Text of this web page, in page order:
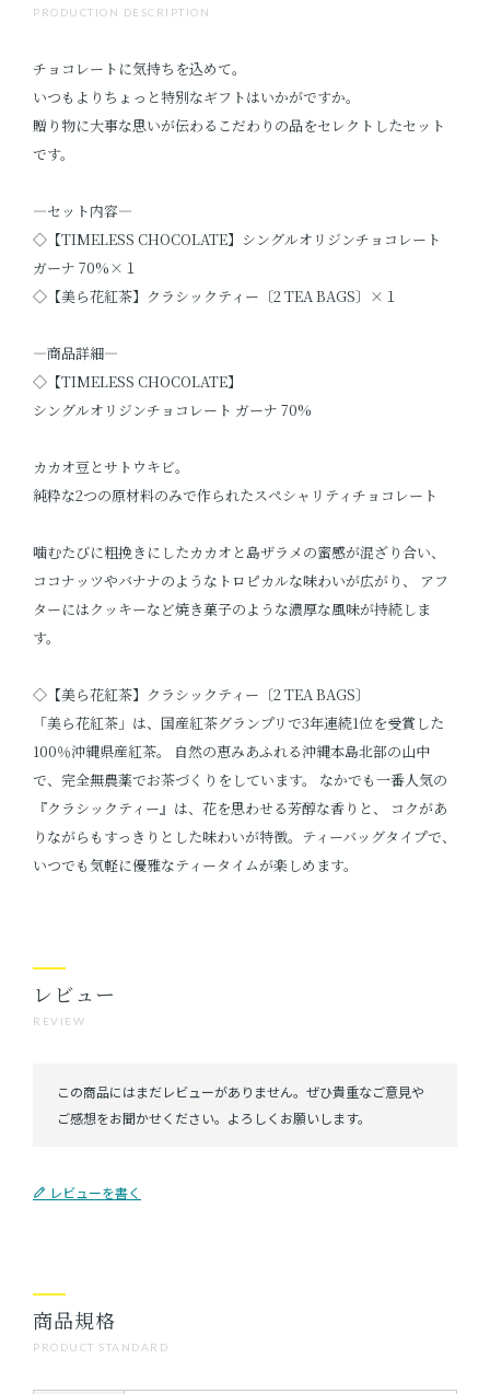
PRODUCTION DESCRIPTION
チョコレートに気持ちを込めて。
いつもよりちょっと特別なギフトはいかがですか。
贈り物に大事な思いが伝わるこだわりの品をセレクトしたセット
です。
―セット内容―
◇【TIMELESS CHOCOLATE】シングルオリジンチョコレート
ガーナ 70%×１
◇【美ら花紅茶】クラシックティー〔2 TEA BAGS〕×１
―商品詳細―
◇【TIMELESS CHOCOLATE】
シングルオリジンチョコレート ガーナ 70%
カカオ豆とサトウキビ。
純粋な2つの原材料のみで作られたスペシャリティチョコレート
噛むたびに粗挽きにしたカカオと島ザラメの蜜感が混ざり合い、
ココナッツやバナナのようなトロピカルな味わいが広がり、 アフ
ターにはクッキーなど焼き菓子のような濃厚な風味が持続しま
す。
◇【美ら花紅茶】クラシックティー〔2 TEA BAGS〕
「美ら花紅茶」は、国産紅茶グランプリで3年連続1位を受賞した
100％沖縄県産紅茶。 自然の恵みあふれる沖縄本島北部の山中
で、完全無農薬でお茶づくりをしています。 なかでも一番人気の
『クラシックティー』は、花を思わせる芳醇な香りと、 コクがあ
りながらもすっきりとした味わいが特徴。ティーバッグタイプで、
いつでも気軽に優雅なティータイムが楽しめます。
REVIEW
レビュー
レビューを書く
PRODUCT STANDARD
商品規格